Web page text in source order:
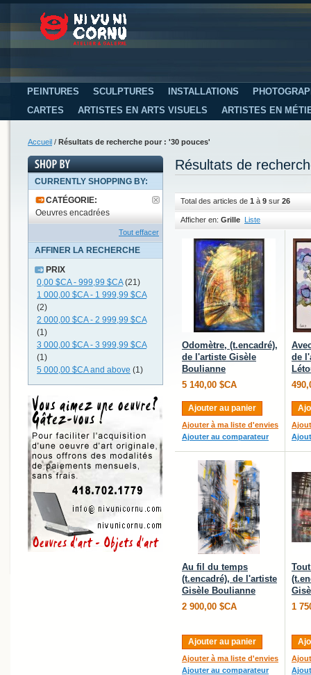
PEINTURES SCULPTURES INSTALLATIONS
CARTES
ARTISTES EN ARTS VISUELS ARTISTES EN
Accueil / Résultats de recherche pour : '30 pouces'
Résultats de
Total des articles de 1 à 9 sur 26
Afficher en: Grille Liste
Odomètre, (t.encadré),
de l'artiste Gisèle
Boulianne
5 140,00 $CA
Ajouter au panier
Ajouter à ma liste d'envies
Ajouter au comparateur
de
Au fil du temps
(t.encadré), de l'artiste
Gisèle Boulianne
2 900,00 $CA
Ajouter au panier
Ajouter à ma liste d'envies
Ajouter au comparateur
1
CURRENTLY SHOPPING BY:
CATÉGORIE:
Oeuvres encadrées
Tout effacer
AFFINER LA RECHERCHE
PRIX
0,00 $CA- 999,99 $CA(21)
1 000,00 $CA- 1 999,99 $CA
(2)
2 000,00 $CA- 2 999,99 $CA
(1)
3 000,00 $CA- 3 999,99 $CA
(1)
5 000,00 $CAand above (1)